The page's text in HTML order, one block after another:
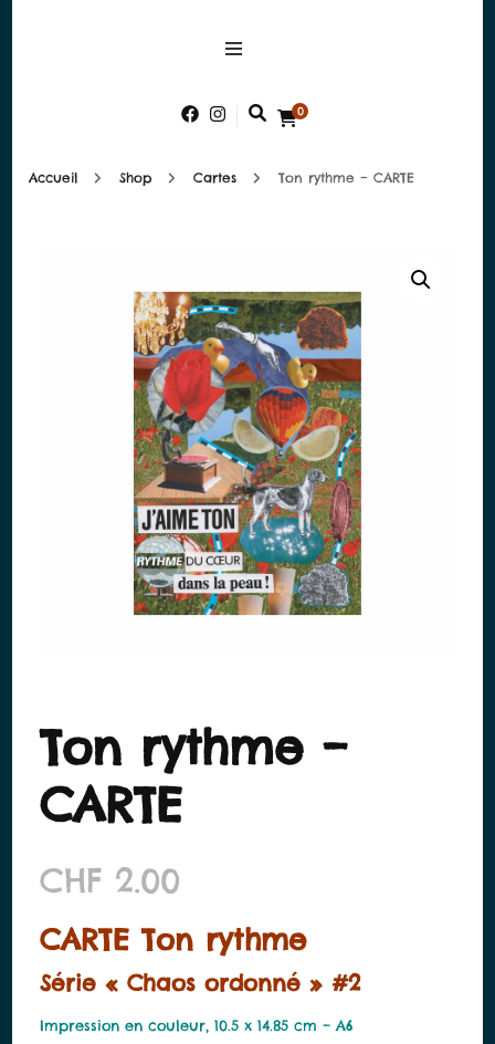
0
Accueil Shop Cartes Ton rythme – CARTE
Ton rythme –
CARTE
CHF 2.00
CARTE Ton rythme
Série « Chaos ordonné » #2
Impression en couleur, 10.5 x 14.85 cm – A6